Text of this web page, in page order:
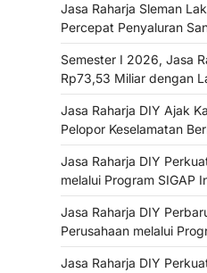
Jasa Raharja Sleman
Percepat Penyaluran
Semester I 2026, Jasa
Rp73,53 Miliar dengan
Jasa Raharja DIY Ajak
Pelopor Keselamatan
Jasa Raharja DIY
melalui Program SIGAP
Jasa Raharja DIY
Perusahaan melalui
Jasa Raharja DIY